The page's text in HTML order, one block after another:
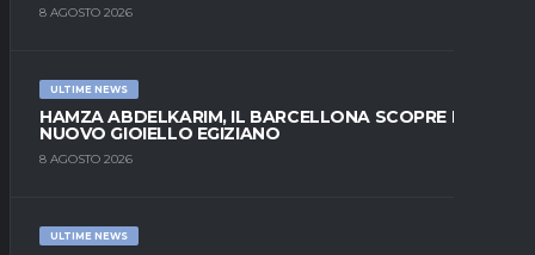
8 AGOSTO 2026
ULTIME NEWS
HAMZA ABDELKARIM, IL BARCELLONA SCOPRE IL
NUOVO GIOIELLO EGIZIANO
8 AGOSTO 2026
ULTIME NEWS